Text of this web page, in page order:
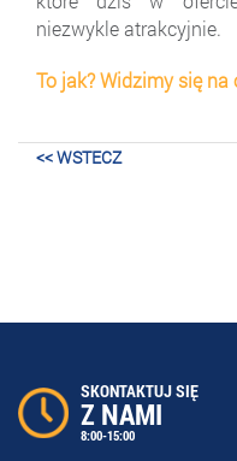
niezwykle atrakcyjnie.
To jak? Widzimy się na
<< WSTECZ
SKONTAKTUJ SIĘ
Z NAMI
8:00-15:00